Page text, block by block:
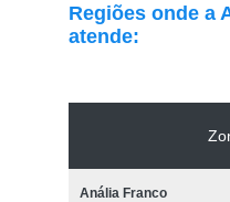
Regiões onde a
atende:
Anália Franco